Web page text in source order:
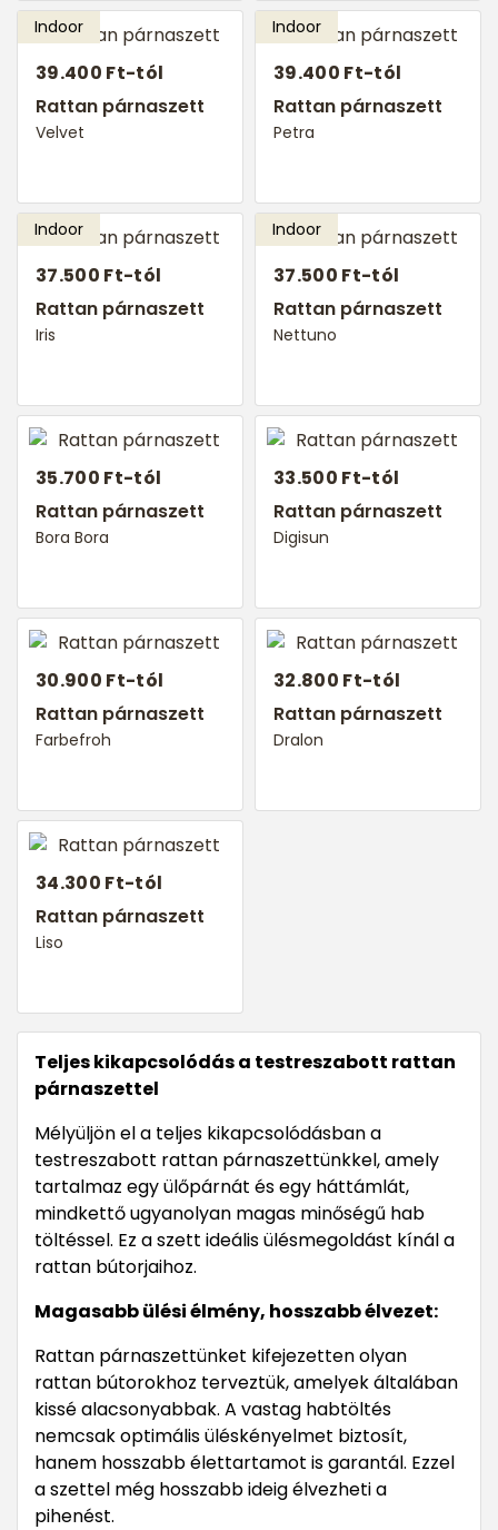
39.400 Ft-tól
Rattan párnaszett
Velvet
39.400 Ft-tól
Rattan párnaszett
Petra
37.500 Ft-tól
Rattan párnaszett
Iris
37.500 Ft-tól
Rattan párnaszett
Nettuno
35.700 Ft-tól
Rattan párnaszett
Bora Bora
33.500 Ft-tól
Rattan párnaszett
Digisun
30.900 Ft-tól
Rattan párnaszett
Farbefroh
32.800 Ft-tól
Rattan párnaszett
Dralon
34.300 Ft-tól
Rattan párnaszett
Liso
Teljes kikapcsolódás a testreszabott rattan
párnaszettel
Mélyüljön el a teljes kikapcsolódásban a
testreszabott rattan párnaszettünkkel, amely
tartalmaz egy ülőpárnát és egy háttámlát,
mindkettő ugyanolyan magas minőségű hab
töltéssel. Ez a szett ideális ülésmegoldást kínál a
rattan bútorjaihoz.
Magasabb ülési élmény, hosszabb élvezet:
Rattan párnaszettünket kifejezetten olyan
rattan bútorokhoz terveztük, amelyek általában
kissé alacsonyabbak. A vastag habtöltés
nemcsak optimális üléskényelmet biztosít,
hanem hosszabb élettartamot is garantál. Ezzel
a szettel még hosszabb ideig élvezheti a
pihenést.